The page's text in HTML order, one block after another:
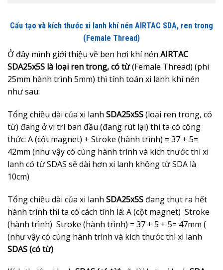
Cấu tạo và kích thước xi lanh khí nén AIRTAC SDA, ren trong
(Female Thread)
Ở đây mình giới thiệu về ben hơi khí nén AIRTAC
SDA25x5S là loại ren trong, có từ(Female Thread) (phi
25mm hành trình 5mm) thì tính toán xi lanh khí nén
như sau:
Tổng chiều dài của xi lanh SDA25x5S(loại ren trong, có
từ) đang ở vi trí ban đầu (đang rút lại) thì ta có công
thức: A (cột magnet) + Stroke (hành trình) = 37 + 5=
42mm (như vậy có cùng hành trình và kích thước thì xi
lanh có từ SDAS sẽ dài hơn xi lanh không từ SDA là
10cm)
Tổng chiều dài của xi lanh SDA25x5S đang thụt ra hết
hành trình thì ta có cách tính là: A (cột magnet) Stroke
(hành trình) Stroke (hành trình) = 37 + 5 + 5= 47mm (
(như vậy có cùng hành trình và kích thước thì xi lanh
SDAS (có từ)